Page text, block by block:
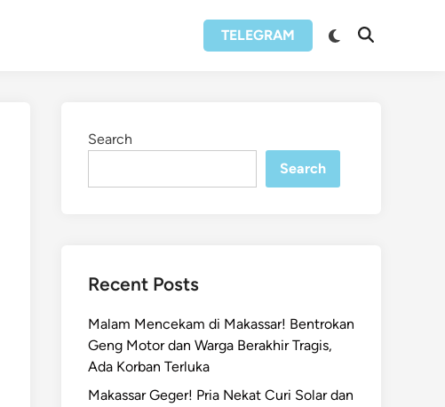
TELEGRAM
Switch
Open
Search
Search
Recent Posts
Malam Mencekam di Makassar! Bentrokan
Geng Motor dan Warga Berakhir Tragis,
Ada Korban Terluka
Makassar Geger! Pria Nekat Curi Solar dan